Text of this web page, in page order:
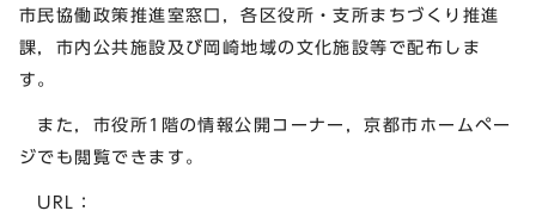
市民協働政策推進室窓口，各区役所・支所まちづくり推進
課，市内公共施設及び岡崎地域の文化施設等で配布しま
す。
また，市役所1階の情報公開コーナー，京都市ホームペー
ジでも閲覧できます。
URL：